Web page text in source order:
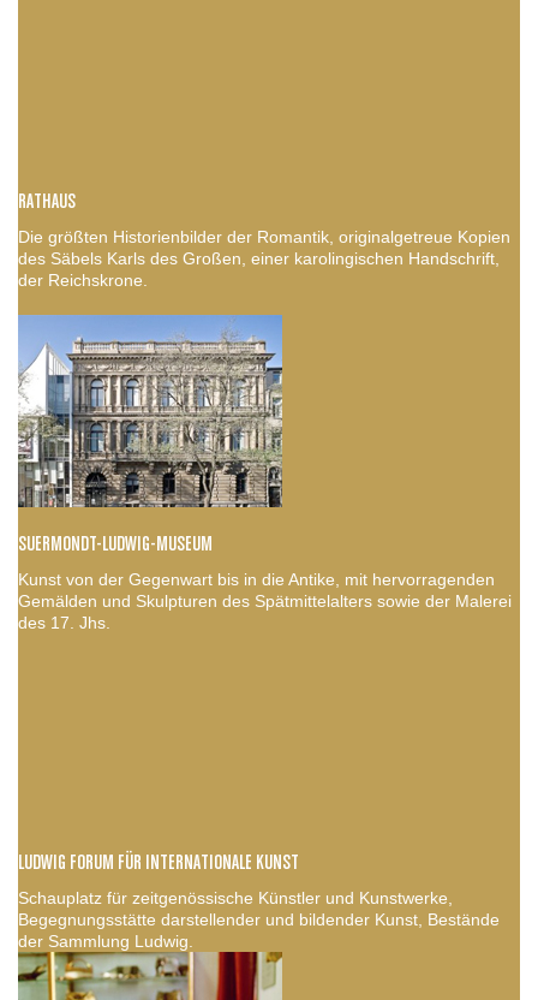
RATHAUS
Die größten Historienbilder der Romantik, originalgetreue Kopien
des Säbels Karls des Großen, einer karolingischen Handschrift,
der Reichskrone.
SUERMONDT-LUDWIG-MUSEUM
Kunst von der Gegenwart bis in die Antike, mit hervorragenden
Gemälden und Skulpturen des Spätmittelalters sowie der Malerei
des 17. Jhs.
LUDWIG FORUM FÜR INTERNATIONALE KUNST
Schauplatz für zeitgenössische Künstler und Kunstwerke,
Begegnungsstätte darstellender und bildender Kunst, Bestände
der Sammlung Ludwig.